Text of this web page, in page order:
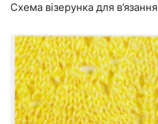
Схема візерунка для